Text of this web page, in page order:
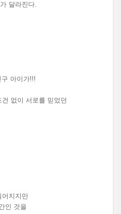
달라진다.
아이가!!!
없이 서로를 믿었던
어지지만
인 것을